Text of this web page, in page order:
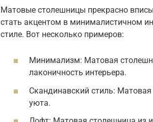
Матовые столешницы прекрасно
стать акцентом в минималистичном
стиле. Вот несколько примеров:
Минимализм: Матовая
лаконичность интерьера.
Скандинавский стиль: Матовая
уюта.